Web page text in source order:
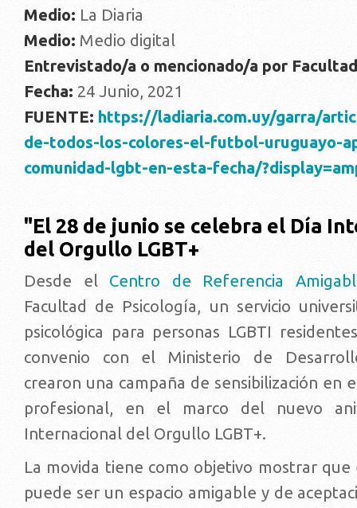
Medio: La Diaria
Medio: Medio digital
Entrevistado/a o mencionado/a por
Fecha: 24 Junio, 2021
FUENTE: https://ladiaria.com.uy/garra/
de-todos-los-colores-el-futbol-uruguayo-
comunidad-lgbt-en-esta-fecha/
"El 28 de junio se celebra el Día
del Orgullo LGBT+
Desde el Centro de Referencia
Facultad de Psicología, un servicio
psicológica para personas LGBTI
convenio con el Ministerio de
crearon una campaña de sensibilización en
profesional, en el marco del nuevo
Internacional del Orgullo LGBT+.
La movida tiene como objetivo mostrar
puede ser un espacio amigable y de